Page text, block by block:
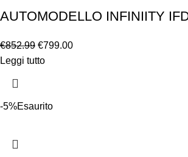
AUTOMODELLO INFINIITY
€852.99 €799.00
Leggi tutto
-5%Esaurito